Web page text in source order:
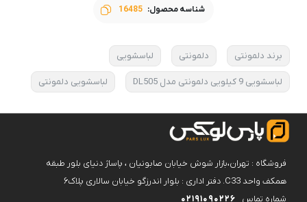
شناسه محصول: 16485
برند دلمونتی دلمونتی لباسشویی
لباسشویی 9 کیلویی دلمونتی مدل DL505 لباسشویی دلمونتی
فروشگاه : تهران،بازار شوش خیابان صابونیان ، پاساژ دنیای بلور طبقه
همکف واحد C33. دفتر اداری : بلوار اندرزگو خیابان سالاری پلاک۶
شماره تماس
02191090226